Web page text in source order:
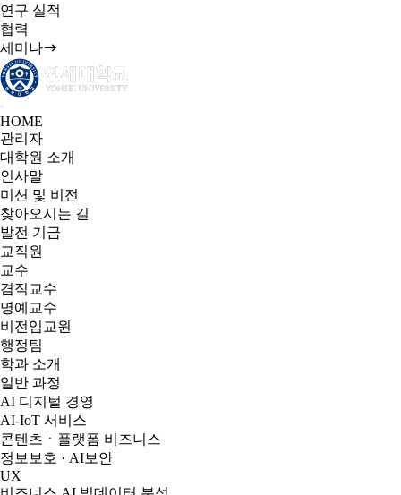
연구 실적
협력
세미나
HOME
관리자
대학원 소개
인사말
미션 및 비전
찾아오시는 길
발전 기금
교직원
교수
겸직교수
명예교수
비전임교원
행정팀
학과 소개
일반 과정
AI 디지털 경영
AI-IoT 서비스
콘텐츠ㆍ플랫폼 비즈니스
정보보호 · AI보안
UX